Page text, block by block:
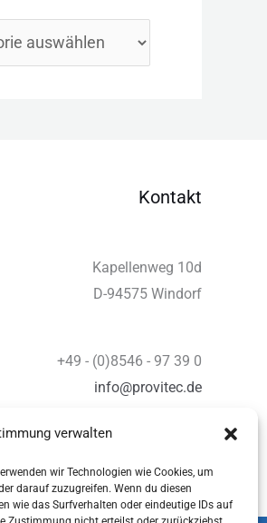
verwalten
wir Technologien wie Cookies, um
darauf zuzugreifen. Wenn du diesen
wie das Surfverhalten oder eindeutige IDs auf
Kontakt
Kapellenweg 10d
D-94575 Windorf
+49 - (0)8546 - 97 39 0
info@provitec.de